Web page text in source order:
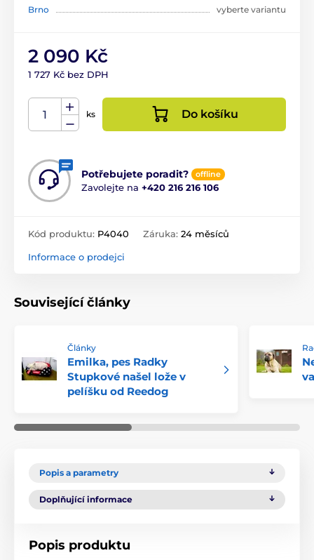
Brno
vyberte variantu
2 090 Kč
1 727 Kč bez DPH
ks Do košíku
Potřebujete poradit? offline
Zavolejte na +420 216 216 106
Kód produktu: P4040 Záruka: 24 měsíců
Informace o prodejci
Související články
Články
Emilka, pes Radky
Stupkové našel lože v
pelíšku od Reedog
Popis a parametry
Doplňující informace
Popis produktu